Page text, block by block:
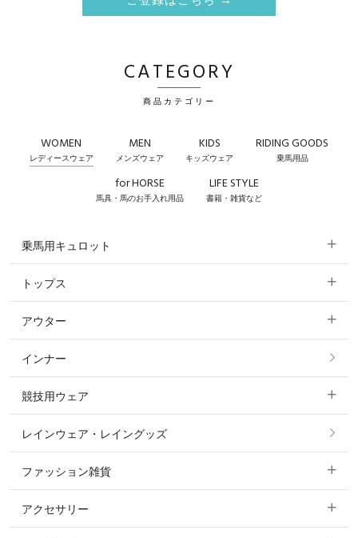
CATEGORY
商品カテゴリー
WOMEN
レディースウェア
MEN
メンズウェア
KIDS
キッズウェア
RIDING GOODS
乗馬用品
for HORSE
馬具・馬のお手入れ用品
LIFE STYLE
書籍・雑貨など
乗馬用キュロット
すべてのキュロット
フルグリップ・尻革 キュロット
ニーグリップ・膝革 キュロット
トップス
すべてのトップス
ポロシャツ
カットソー・Tシャツ・タンクトップ
ニット・セーター
アウター
すべてのアウター
コート
ジャケット・ブルゾン
インナー
競技用ウェア
すべての競技用ウェア
ショージャケット
ショーシャツ
レインウェア・レイングッズ
ファッション雑貨
すべてのファッション雑貨
アクセサリー